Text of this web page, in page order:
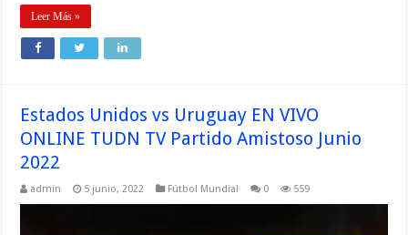
Leer Más »
Estados Unidos vs Uruguay EN VIVO
ONLINE TUDN TV Partido Amistoso Junio
2022
admin 5 junio, 2022 Fútbol Mundial 0 559